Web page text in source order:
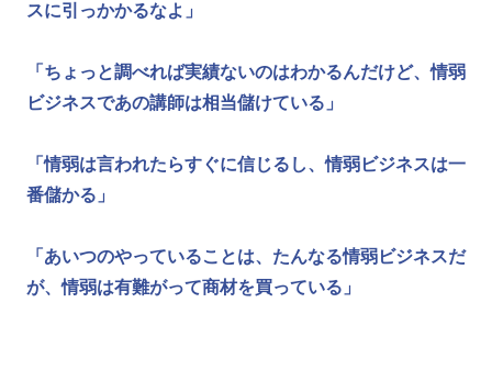
スに引っかかるなよ」
「ちょっと調べれば実績ないのはわかるんだけど、情弱
ビジネスであの講師は相当儲けている」
「情弱は言われたらすぐに信じるし、情弱ビジネスは一
番儲かる」
「あいつのやっていることは、たんなる情弱ビジネスだ
が、情弱は有難がって商材を買っている」